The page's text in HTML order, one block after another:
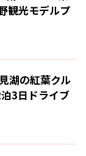
観光モデルプ
湖の紅葉クル
3日ドライブ